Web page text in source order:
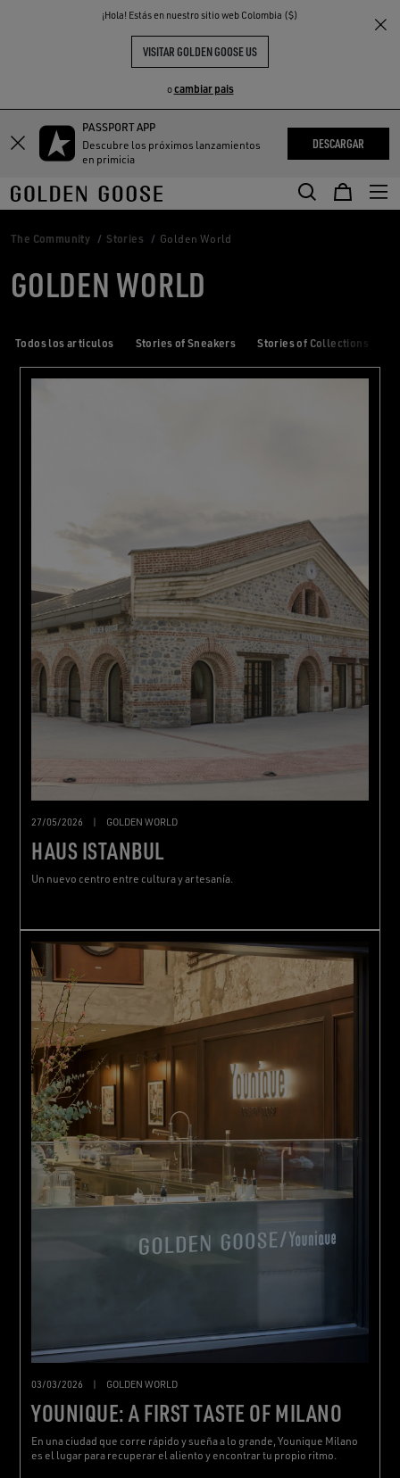
¡Hola! Estás en nuestro sitio web Colombia ($)
VISITAR GOLDEN GOOSE US
ocambiar pais
PASSPORT APP
Descubre los próximos lanzamientos
en primicia
DESCARGAR
THE
COMMUNITY
The Community Stories Golden World
GOLDEN WORLD
Todos los articulos Stories of Sneakers Stories of Collections
27/05/2026 | GOLDEN WORLD
HAUS ISTANBUL
Un nuevo centro entre cultura y artesanía.
03/03/2026 GOLDEN WORLD
YOUNIQUE: A FIRST TASTE OF MILANO
En una ciudad que corre rápido y sueña a lo grande, Younique Milano
es el lugar para recuperar el aliento y encontrar tu propio ritmo.